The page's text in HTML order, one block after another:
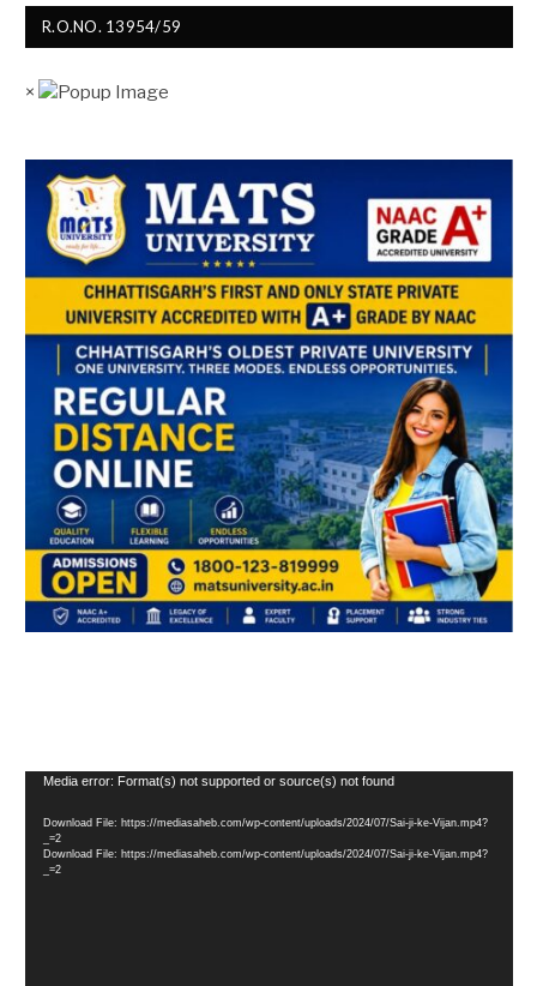
R.O.NO. 13954/59
×
Video
Media error: Format(s) not supported or source(s) not found
Download File: https://mediasaheb.com/wp-content/uploads/2024/07/Sai-ji-ke-Vijan.mp4?
_=2
Download File: https://mediasaheb.com/wp-content/uploads/2024/07/Sai-ji-ke-Vijan.mp4?
_=2